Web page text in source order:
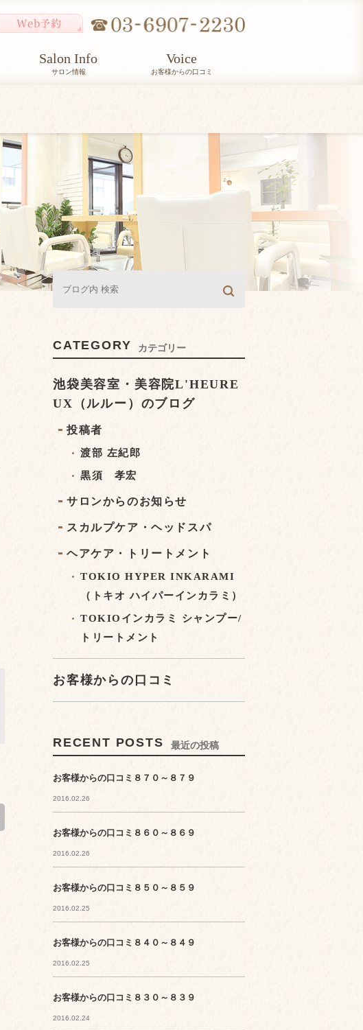
Salon Info
サロン情報
Voice
お客様からの口コミ
CATEGORY カテゴリー
池袋美容室・美容院L'HEURE
UX（ルルー）のブログ
投稿者
渡部 左紀郎
黒須 孝宏
サロンからのお知らせ
スカルプケア・ヘッドスパ
ヘアケア・トリートメント
TOKIO HYPER INKARAMI
（トキオ ハイパーインカラミ）
TOKIOインカラミ シャンプー/
トリートメント
お客様からの口コミ
RECENT POSTS 最近の投稿
お客様からの口コミ８７０～８７９
2016.02.26
お客様からの口コミ８６０～８６９
2016.02.26
お客様からの口コミ８５０～８５９
2016.02.25
お客様からの口コミ８４０～８４９
2016.02.25
お客様からの口コミ８３０～８３９
2016.02.24